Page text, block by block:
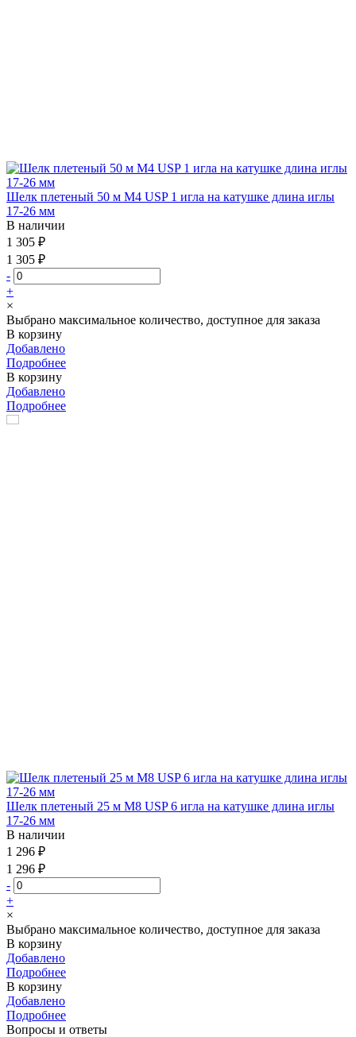
Шелк плетеный 50 м М4 USP 1 игла на катушке длина иглы
17-26 мм
В наличии
1 305 ₽
1 305 ₽
-
+
×
Выбрано максимальное количество, доступное для заказа
В корзину
Добавлено
Подробнее
В корзину
Добавлено
Подробнее
Шелк плетеный 25 м М8 USP 6 игла на катушке длина иглы
17-26 мм
В наличии
1 296 ₽
1 296 ₽
-
+
×
Выбрано максимальное количество, доступное для заказа
В корзину
Добавлено
Подробнее
В корзину
Добавлено
Подробнее
Вопросы и ответы